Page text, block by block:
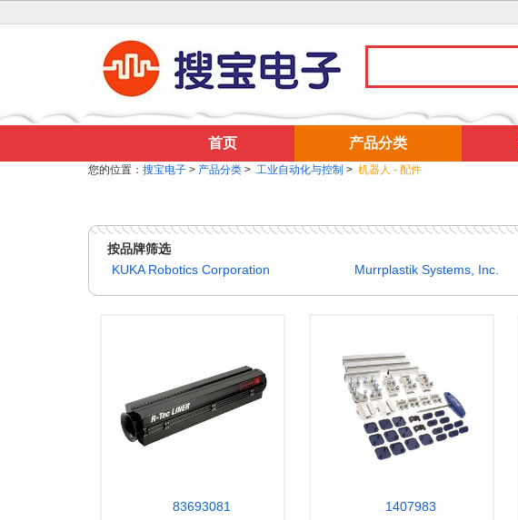
首页 产品分类
您的位置： 搜宝电子 > 产品分类 > 工业自动化与控制 > 机器人 - 配件
按品牌筛选
KUKA Robotics Corporation
Murrplastik Systems, Inc.
83693081
1407983